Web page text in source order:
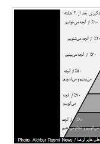
بانک، بیمه و سرمایه
مسکن و ساختمان